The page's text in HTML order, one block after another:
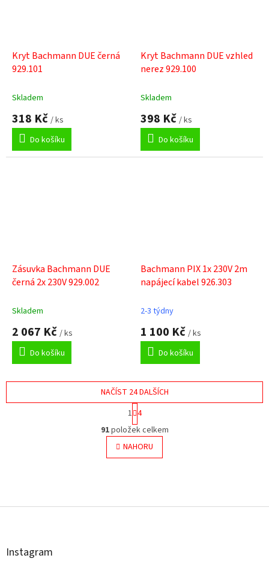
Kryt Bachmann DUE černá
929.101
Skladem
318 Kč / ks
Do košíku
Kryt Bachmann DUE vzhled
nerez 929.100
Skladem
398 Kč / ks
Do košíku
Zásuvka Bachmann DUE
černá 2x 230V 929.002
Skladem
2 067 Kč / ks
Do košíku
Bachmann PIX 1x 230V 2m
napájecí kabel 926.303
2-3 týdny
1 100 Kč / ks
Do košíku
O
v
l
á
í
NAČÍST 24 DALŠÍCH
S
t
r
á
n
k
í
1 4
91položek celkem
NAHORU
á
Instagram